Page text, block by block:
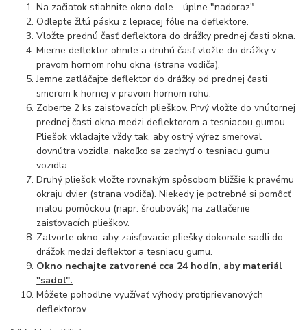
Na začiatok stiahnite okno dole - úplne "nadoraz".
Odlepte žltú pásku z lepiacej fólie na deflektore.
Vložte prednú časť deflektora do drážky prednej časti okna.
Mierne deflektor ohnite a druhú časť vložte do drážky v
pravom hornom rohu okna (strana vodiča).
Jemne zatláčajte deflektor do drážky od prednej časti
smerom k hornej v pravom hornom rohu.
Zoberte 2 ks zaisťovacích plieškov. Prvý vložte do vnútornej
prednej časti okna medzi deflektorom a tesniacou gumou.
Pliešok vkladajte vždy tak, aby ostrý výrez smeroval
dovnútra vozidla, nakoľko sa zachytí o tesniacu gumu
vozidla.
Druhý pliešok vložte rovnakým spôsobom bližšie k pravému
okraju dvier (strana vodiča). Niekedy je potrebné si pomôcť
malou pomôckou (napr. šroubovák) na zatlačenie
zaisťovacích plieškov.
Zatvorte okno, aby zaisťovacie pliešky dokonale sadli do
drážok medzi deflektor a tesniacu gumu.
Okno nechajte zatvorené cca 24 hodín, aby materiál
"sadol".
Môžete pohodlne využívať výhody protiprievanových
deflektorov.